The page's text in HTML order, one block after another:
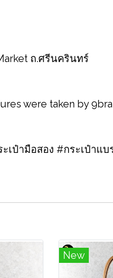
ถ.ศรีนครินทร์
were taken by
เป๋ามือสอง #กระเป๋า
New